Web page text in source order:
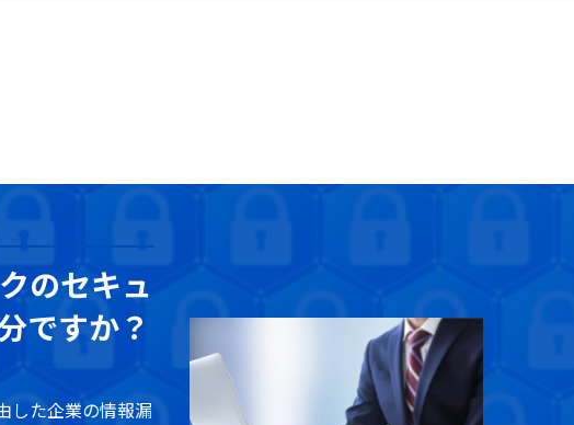
のセキュ
ですか？
した企業の情報漏